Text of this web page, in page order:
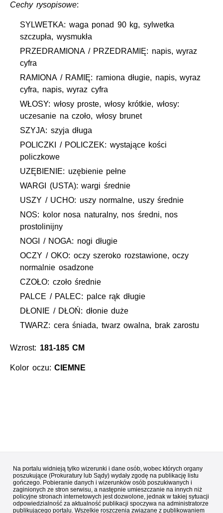
Cechy rysopisowe:
SYLWETKA: waga ponad 90 kg, sylwetka
szczupła, wysmukła
PRZEDRAMIONA / PRZEDRAMIĘ: napis, wyraz
cyfra
RAMIONA / RAMIĘ: ramiona długie, napis, wyraz
cyfra, napis, wyraz cyfra
WŁOSY: włosy proste, włosy krótkie, włosy:
uczesanie na czoło, włosy brunet
SZYJA: szyja długa
POLICZKI / POLICZEK: wystające kości
policzkowe
UZĘBIENIE: uzębienie pełne
WARGI (USTA): wargi średnie
USZY / UCHO: uszy normalne, uszy średnie
NOS: kolor nosa naturalny, nos średni, nos
prostolinijny
NOGI / NOGA: nogi długie
OCZY / OKO: oczy szeroko rozstawione, oczy
normalnie osadzone
CZOŁO: czoło średnie
PALCE / PALEC: palce rąk długie
DŁONIE / DŁOŃ: dłonie duże
TWARZ: cera śniada, twarz owalna, brak zarostu
Wzrost: 181-185 CM
Kolor oczu:CIEMNE
Na portalu widnieją tylko wizerunki i dane osób, wobec których organy
poszukujące (Prokuratury lub Sądy) wydały zgodę na publikację listu
gończego. Pobieranie danych i wizerunków osób poszukiwanych i
zaginionych ze stron serwisu, a następnie umieszczanie na innych niż
policyjne stronach internetowych jest dozwolone, jednak w takiej sytuacji
odpowiedzialność za aktualność publikacji spoczywa na administratorze
publikującego portalu. Wszelkie roszczenia związane z publikowaniem